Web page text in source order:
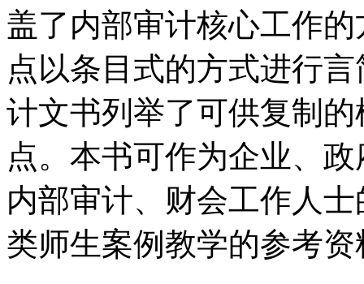
盖了内部审计核心工作
点以条目式的方式进行
计文书列举了可供复制
点。本书可作为企业、
内部审计、财会工作人
类师生案例教学的参考资